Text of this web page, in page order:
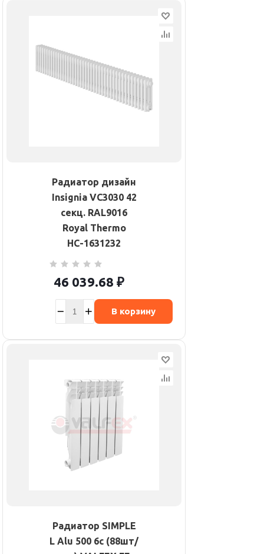
Радиатор дизайн
Insignia VC3030 42
секц. RAL9016
Royal Thermo
НС-1631232
46 039.68 ₽
В корзину
Радиатор SIMPLE
L Alu 500 6с (88шт/